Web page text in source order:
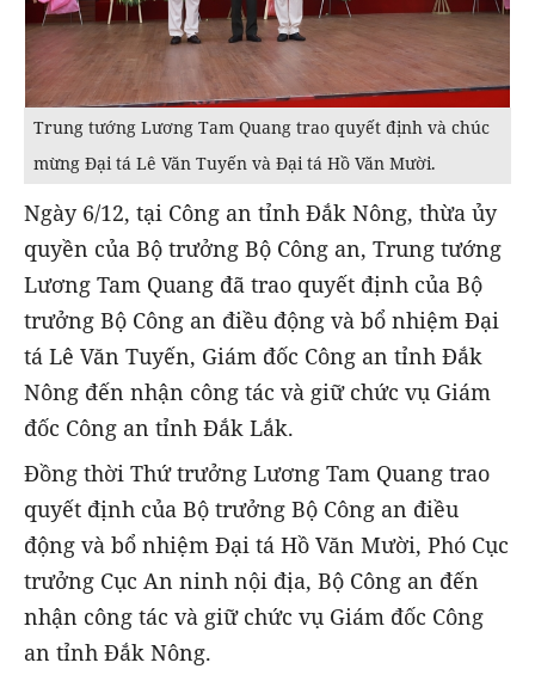
Trung tướng Lương Tam Quang trao quyết định và chúc
mừng Đại tá Lê Văn Tuyến và Đại tá Hồ Văn Mười.
Ngày 6/12, tại Công an tỉnh Đắk Nông, thừa ủy
quyền của Bộ trưởng Bộ Công an, Trung tướng
Lương Tam Quang đã trao quyết định của Bộ
trưởng Bộ Công an điều động và bổ nhiệm Đại
tá Lê Văn Tuyến, Giám đốc Công an tỉnh Đắk
Nông đến nhận công tác và giữ chức vụ Giám
đốc Công an tỉnh Đắk Lắk.
Đồng thời Thứ trưởng Lương Tam Quang trao
quyết định của Bộ trưởng Bộ Công an điều
động và bổ nhiệm Đại tá Hồ Văn Mười, Phó Cục
trưởng Cục An ninh nội địa, Bộ Công an đến
nhận công tác và giữ chức vụ Giám đốc Công
an tỉnh Đắk Nông.